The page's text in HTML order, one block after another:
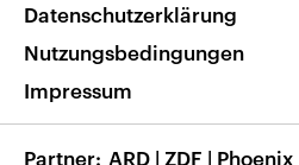
Frequenzen
Musikliste
RSS
Barrierefreiheit
Datenschutzerklärung
Nutzungsbedingungen
Impressum
Partner ARD | ZDF | Phoenix